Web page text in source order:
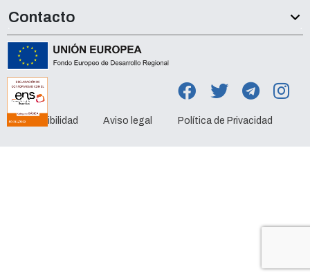
Contacto
Accesibilidad Aviso legal Política de Privacidad